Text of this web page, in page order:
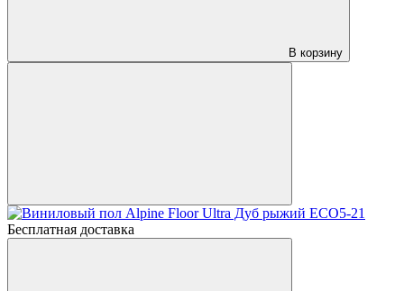
В корзину
Бесплатная доставка